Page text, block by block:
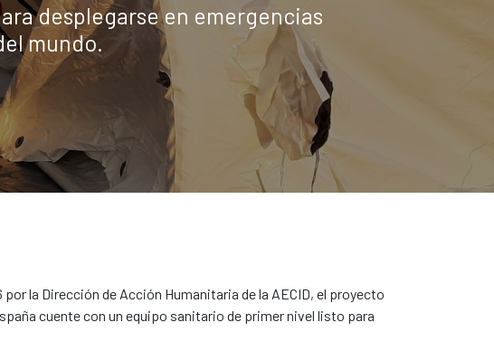
desplegarse en emergencias
mundo.
la Dirección de Acción Humanitaria de la AECID, el proyecto
cuente con un equipo sanitario de primer nivel listo para